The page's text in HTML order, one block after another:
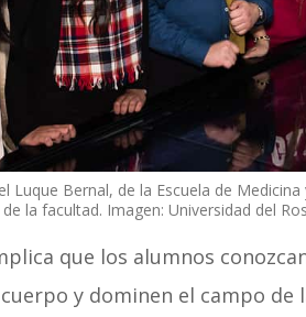
Luque Bernal, de la Escuela de
la facultad. Imagen: Universidad del
que los alumnos
y dominen el campo de